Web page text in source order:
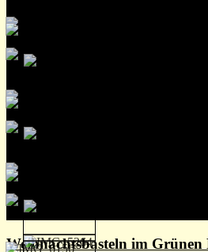
Weihnachtsbasteln im Grünen